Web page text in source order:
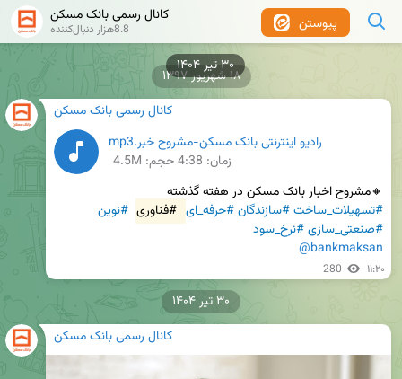
۳۰ تیر ۱۴۰۴
پیوستن کانال رسمی بانک مسکن
8.8هزار دنبال‌کننده
کانال رسمی بانک مسکن
رادیو اینترنتی بانک مسکن-مشروح خبر.mp3
زمان: 4:38حجم: 4.5M
🔸مشروح اخبار بانک مسکن در هفته گذشته
#تسهیلات_ساخت#سازندگان#حرفه_ای #فناوری #نوین
#صنعتی_سازی#نرخ_سود
@bankmaksan
280 ۱۱:۲۰
۱۸ شهریور ۱۳۹۷
کانال رسمی بانک مسکن
۳۰ تیر ۱۴۰۴